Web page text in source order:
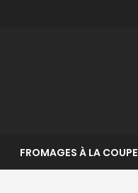
FROMAGES À LA COUPE